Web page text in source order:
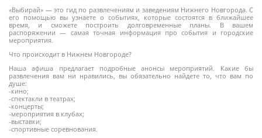
«Выбирай» — это гид по развлечениям и заведениям Нижнего Новгорода. С
его помощью вы узнаете о событиях, которые состоятся в ближайшее
время, и сможете построить долговременные планы. В вашем
распоряжении — самая точная информация про события и городские
мероприятия.
Что происходит в Нижнем Новгороде?
Наша афиша предлагает подробные анонсы мероприятий. Какие бы
развлечения вам ни нравились, вы обязательно найдете то, что вам по
душе:
-кино;
-спектакли в театрах;
-концерты;
-мероприятия в клубах;
-выставки;
-спортивные соревнования.